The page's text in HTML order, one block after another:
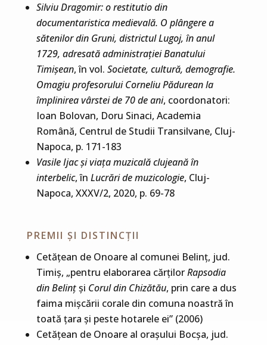
Silviu Dragomir: o restitutio din
documentaristica medievală. O plângere a
sătenilor din Gruni, districtul Lugoj, în anul
1729, adresată administrației Banatului
Timișean, în vol. Societate, cultură, demografie.
Omagiu profesorului Corneliu Pădurean la
împlinirea vârstei de 70 de ani, coordonatori:
Ioan Bolovan, Doru Sinaci, Academia
Română, Centrul de Studii Transilvane, Cluj-
Napoca, p. 171-183
Vasile Ijac și viața muzicală clujeană în
interbelic, în Lucrări de muzicologie, Cluj-
Napoca, XXXV/2, 2020, p. 69-78
PREMII ȘI DISTINCȚII
Cetăţean de Onoare al comunei Belinţ, jud.
Timiş, „pentru elaborarea cărţilorRapsodia
din Belinţşi Corul din Chizătău, prin care a dus
faima mişcării corale din comuna noastră în
toată ţara şi peste hotarele ei” (2006)
Cetăţean de Onoare al oraşului Bocşa, jud.